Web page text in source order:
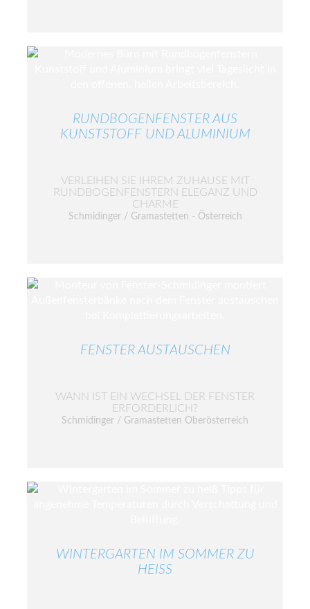
RUNDBOGENFENSTER AUS
KUNSTSTOFF UND ALUMINIUM
VERLEIHEN SIE IHREM ZUHAUSE MIT
RUNDBOGENFENSTERN ELEGANZ UND
CHARME
Schmidinger / Gramastetten - Österreich
FENSTER AUSTAUSCHEN
WANN IST EIN WECHSEL DER FENSTER
ERFORDERLICH?
Schmidinger / Gramastetten Oberösterreich
WINTERGARTEN IM SOMMER ZU
HEISS